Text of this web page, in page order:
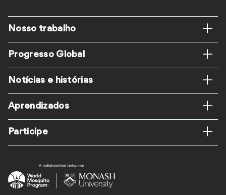
Rodapé
Nosso trabalho
Progresso Global
Notícias e histórias
Aprendizados
Participe